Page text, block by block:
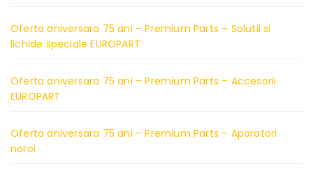
Oferta aniversara 75 ani – Premium Parts – Solutii si
lichide speciale EUROPART
Oferta aniversara 75 ani – Premium Parts – Accesorii
EUROPART
Oferta aniversara 75 ani – Premium Parts – Aparatori
noroi